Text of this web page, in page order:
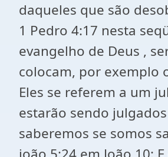
daqueles que são
1 Pedro 4:17 nesta
evangelho de Deus ,
colocam, por exemplo
Eles se referem a um
estarão sendo
saberemos se somos